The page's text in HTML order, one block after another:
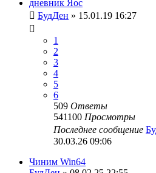
дневник Яос
БудДен » 15.01.19 16:27
1
2
3
4
5
6
509 Ответы
541100 Просмотры
Последнее сообщение
30.03.26 09:06
Чиним Win64